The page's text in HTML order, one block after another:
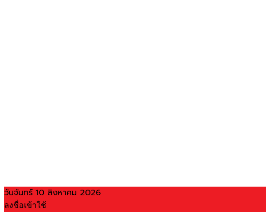
วันจันทร์ 10 สิงหาคม 2026
ลงชื่อเข้าใช้